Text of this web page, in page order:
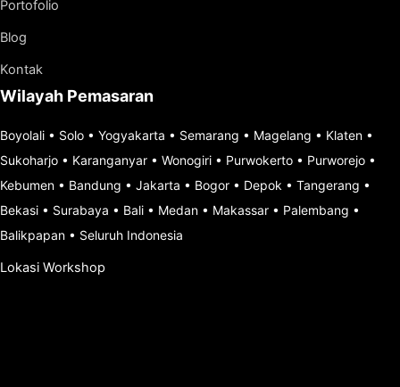
Portofolio
Blog
Kontak
Wilayah Pemasaran
Boyolali • Solo • Yogyakarta • Semarang • Magelang • Klaten •
Sukoharjo • Karanganyar • Wonogiri • Purwokerto • Purworejo •
Kebumen • Bandung • Jakarta • Bogor • Depok • Tangerang •
Bekasi • Surabaya • Bali • Medan • Makassar • Palembang •
Balikpapan • Seluruh Indonesia
Lokasi Workshop